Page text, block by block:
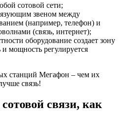
сотовой сети;
звеном между
(например, телефон) и
(связь, интернет);
оборудование создает зону
мощность регулируется
станций Мегафон – чем их
связь!
связи, как